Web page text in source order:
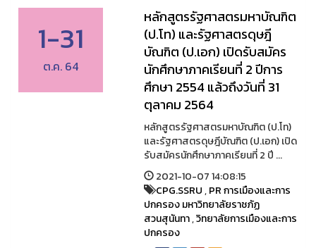
1-31
ต.ค. 64
หลักสูตรรัฐศาสตรมหาบัณฑิต
(ป.โท) และรัฐศาสตรดุษฎี
บัณฑิต (ป.เอก) เปิดรับสมัคร
นักศึกษาภาคเรียนที่ 2 ปีการ
ศึกษา 2554 แล้วถึงวันที่ 31
ตุลาคม 2564
หลักสูตรรัฐศาสตรมหาบัณฑิต (ป.โท)
และรัฐศาสตรดุษฎีบัณฑิต (ป.เอก) เปิด
รับสมัครนักศึกษาภาคเรียนที่ 2 ปี ...
2021-10-07 14:08:15
CPG.SSRU,PR การเมืองและการ
ปกครอง มหาวิทยาลัยราชภัฏ
สวนสุนันทา,วิทยาลัยการเมืองและการ
ปกครอง